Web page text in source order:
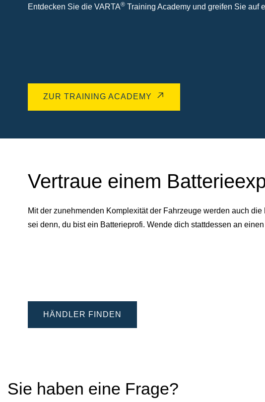
Entdecken Sie die VARTA® Training Academy und greifen Sie auf
ZUR TRAINING ACADEMY
Vertraue einem
Mit der zunehmenden Komplexität der Fahrzeuge werden auch
sei denn, du bist ein Batterieprofi. Wende dich stattdessen an
HÄNDLER FINDEN
Sie haben eine Frage?